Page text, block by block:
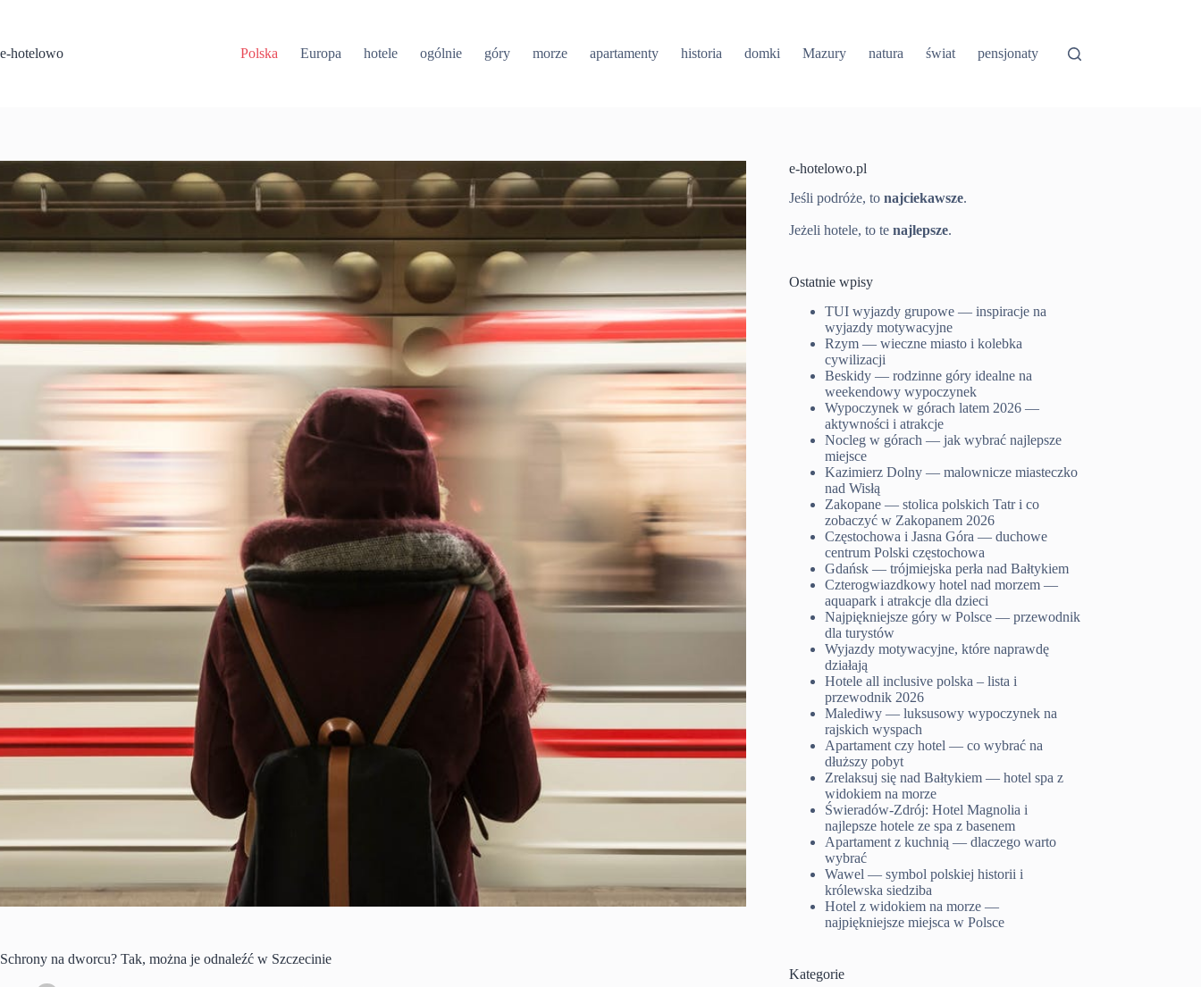
e-hotelowo
Polska Europa hotele ogólnie góry morze apartamenty historia domki Mazury natura świat pensjonaty
Schrony na dworcu? Tak, można je odnaleźć w Szczecinie
e-hotelowo.pl
Jeśli podróże, tonajciekawsze.
Jeżeli hotele, to tenajlepsze.
Ostatnie wpisy
TUI wyjazdy grupowe — inspiracje na
wyjazdy motywacyjne
Rzym — wieczne miasto i kolebka
cywilizacji
Beskidy — rodzinne góry idealne na
weekendowy wypoczynek
Wypoczynek w górach latem 2026 —
aktywności i atrakcje
Nocleg w górach — jak wybrać najlepsze
miejsce
Kazimierz Dolny — malownicze miasteczko
nad Wisłą
Zakopane — stolica polskich Tatr i co
zobaczyć w Zakopanem 2026
Częstochowa i Jasna Góra — duchowe
centrum Polski częstochowa
Gdańsk — trójmiejska perła nad Bałtykiem
Czterogwiazdkowy hotel nad morzem —
aquapark i atrakcje dla dzieci
Najpiękniejsze góry w Polsce — przewodnik
dla turystów
Wyjazdy motywacyjne, które naprawdę
działają
Hotele all inclusive polska – lista i
przewodnik 2026
Malediwy — luksusowy wypoczynek na
rajskich wyspach
Apartament czy hotel — co wybrać na
dłuższy pobyt
Zrelaksuj się nad Bałtykiem — hotel spa z
widokiem na morze
Świeradów-Zdrój: Hotel Magnolia i
najlepsze hotele ze spa z basenem
Apartament z kuchnią — dlaczego warto
wybrać
Wawel — symbol polskiej historii i
królewska siedziba
Hotel z widokiem na morze —
najpiękniejsze miejsca w Polsce
Kategorie